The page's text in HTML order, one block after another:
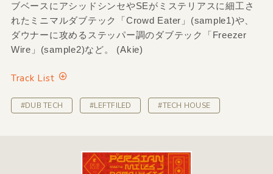
ブベースにアシッドシンセやSEがミステリアスに細工さ
れたミニマルダブテック「Crowd Eater」(sample1)や、
ダウナーに攻めるステッパー調のダブテック「Freezer
Wire」(sample2)など。 (Akie)
Track List
#DUB TECH #LEFTFILED #TECH HOUSE